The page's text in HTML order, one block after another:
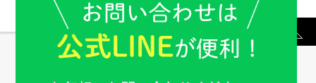
もっと見る